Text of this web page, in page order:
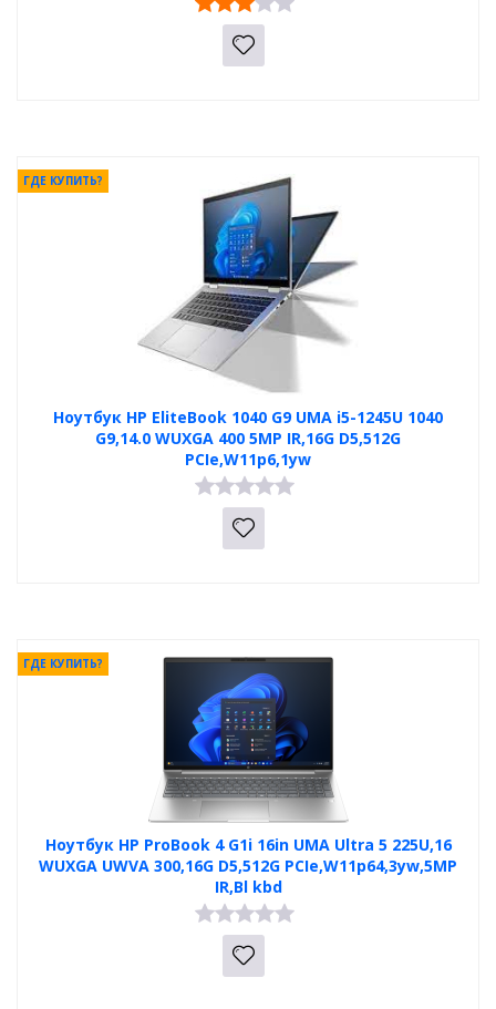
Ноутбук HP EliteBook 1040 G9 UMA i5-1245U 1040
G9,14.0 WUXGA 400 5MP IR,16G D5,512G
PCIe,W11p6,1yw
ГДЕ КУПИТЬ?
Ноутбук HP ProBook 4 G1i 16in UMA Ultra 5 225U,16
WUXGA UWVA 300,16G D5,512G PCIe,W11p64,3yw,5MP
IR,Bl kbd
ГДЕ КУПИТЬ?